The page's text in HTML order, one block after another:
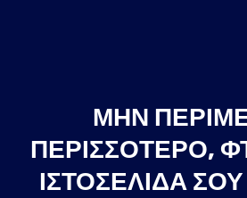
ΜΗΝ
ΠΕΡΙΣΣΌΤΕΡΟ,
ΙΣΤΟΣΕΛΊΔΑ